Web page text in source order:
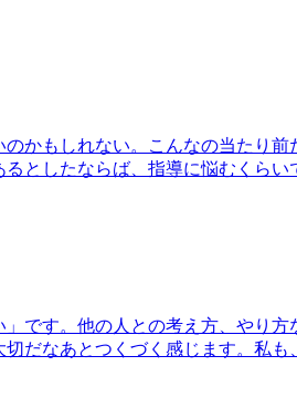
かもしれない。こんなの当たり
としたならば、指導に悩むくら
です。他の人との考え方、やり
だなあとつくづく感じます。私